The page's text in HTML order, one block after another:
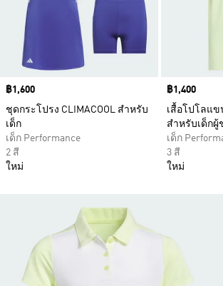
Price
฿1,600
ชุดกระโปรง CLIMACOOL สำหรับ
เด็ก
เด็ก Performance
2 สี
ใหม่
Price
฿1,400
เสื้อโปโลแ
สำหรับเด็กผู้
เด็ก
3 สี
ใหม่